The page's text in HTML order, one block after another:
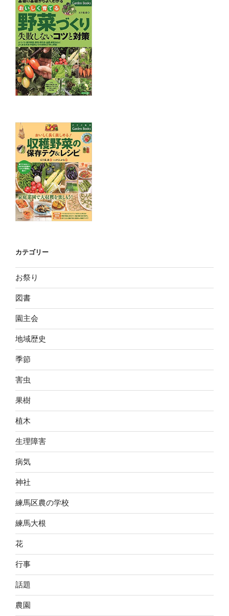
カテゴリー
お祭り
図書
園主会
地域歴史
季節
害虫
果樹
植木
生理障害
病気
神社
練馬区農の学校
練馬大根
花
行事
話題
農園